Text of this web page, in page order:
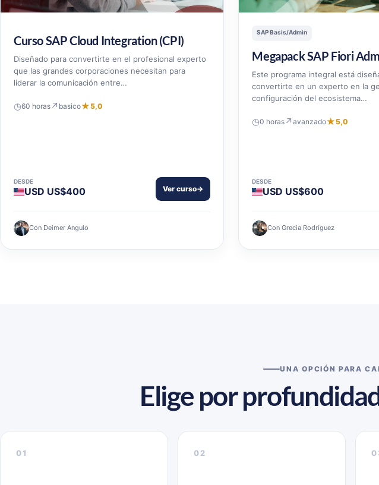
Curso SAP Cloud Integration (CPI)
Diseñado para convertirte en el profesional experto
que las grandes corporaciones necesitan para
liderar la comunicación entre…
◷60 horas ↗ basico★5,0
DESDE
USD US$400 Ver curso→
Con Deimer Angulo
SAP Basis/Admin
Megapack SAP Fiori
Este programa integral está
convertirte en un experto en la
configuración del ecosistema…
◷0 horas ↗avanzado★5,0
DESDE
USD US$600
Con Grecia Rodríguez
UNA OPCIÓN PARA
Elige por
01 02